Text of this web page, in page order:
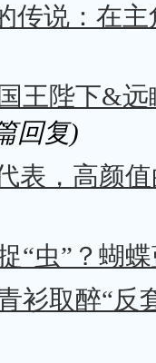
传说：在
王陛下&
回复)
表，高颜
“虫”？蝴
衫取醉“反